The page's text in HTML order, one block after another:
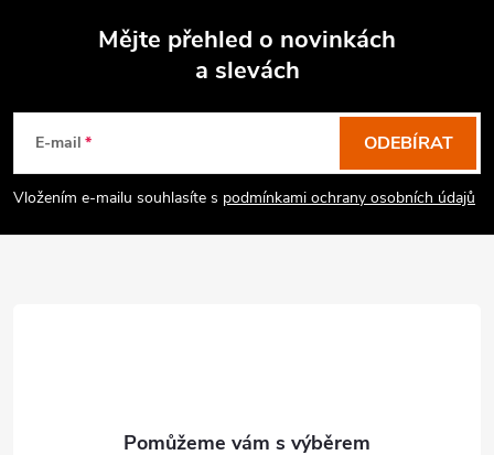
Mějte přehled o novinkách
a slevách
E-mail
Vložením e-mailu souhlasíte s podmínkami ochrany osobních údajů
ODEBÍRAT